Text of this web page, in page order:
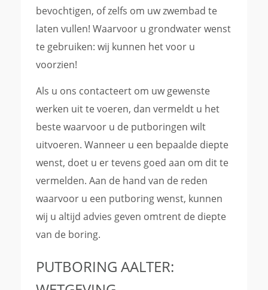
bevochtigen, of zelfs om uw zwembad te
laten vullen! Waarvoor u grondwater wenst
te gebruiken: wij kunnen het voor u
voorzien!
Als u ons contacteert om uw gewenste
werken uit te voeren, dan vermeldt u het
beste waarvoor u de putboringen wilt
uitvoeren. Wanneer u een bepaalde diepte
wenst, doet u er tevens goed aan om dit te
vermelden. Aan de hand van de reden
waarvoor u een putboring wenst, kunnen
wij u altijd advies geven omtrent de diepte
van de boring.
PUTBORING AALTER: